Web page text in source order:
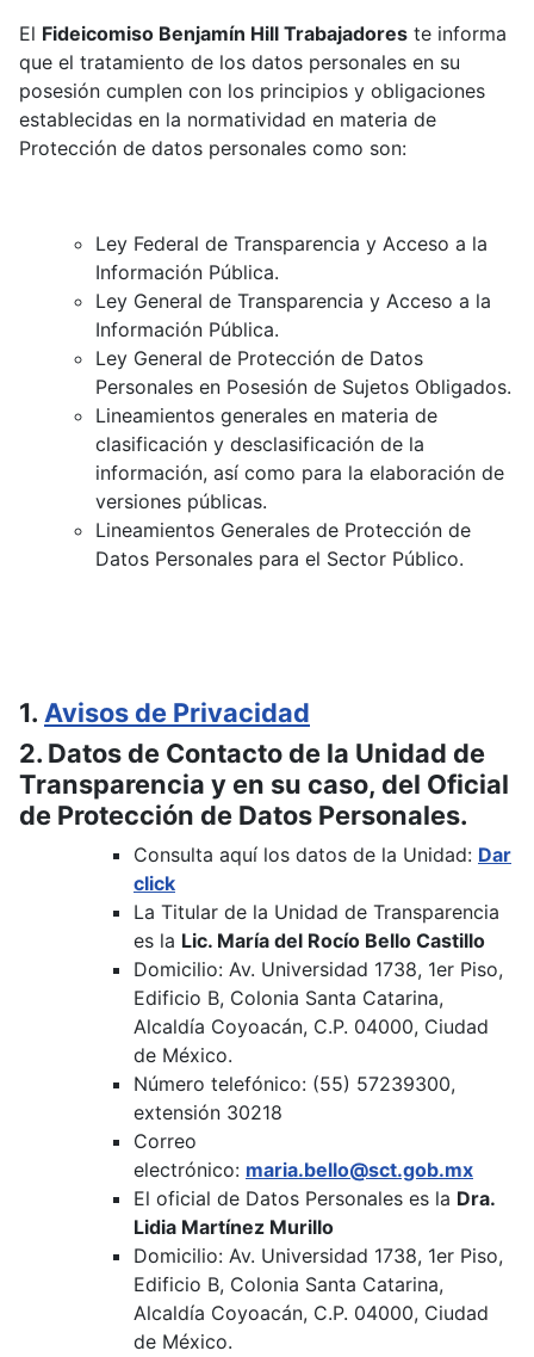
El Fideicomiso Benjamín Hill Trabajadores te informa
que el tratamiento de los datos personales en su
posesión cumplen con los principios y obligaciones
establecidas en la normatividad en materia de
Protección de datos personales como son:
Ley Federal de Transparencia y Acceso a la
Información Pública.
Ley General de Transparencia y Acceso a la
Información Pública.
Ley General de Protección de Datos
Personales en Posesión de Sujetos Obligados.
Lineamientos generales en materia de
clasificación y desclasificación de la
información, así como para la elaboración de
versiones públicas.
Lineamientos Generales de Protección de
Datos Personales para el Sector Público.
1. Avisos de Privacidad
2. Datos de Contacto de la Unidad de
Transparencia y en su caso, del Oficial
de Protección de Datos Personales.
Consulta aquí los datos de la Unidad: Dar
click
La Titular de la Unidad de Transparencia
es la Lic. María del Rocío Bello Castillo
Domicilio: Av. Universidad 1738, 1er Piso,
Edificio B, Colonia Santa Catarina,
Alcaldía Coyoacán, C.P. 04000, Ciudad
de México.
Número telefónico: (55) 57239300,
extensión 30218
Correo
electrónico: maria.bello@sct.gob.mx
El oficial de Datos Personales es la Dra.
Lidia Martínez Murillo
Domicilio: Av. Universidad 1738, 1er Piso,
Edificio B, Colonia Santa Catarina,
Alcaldía Coyoacán, C.P. 04000, Ciudad
de México.